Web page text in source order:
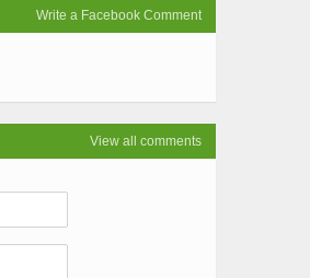
Write a Facebook Comment
View all comments